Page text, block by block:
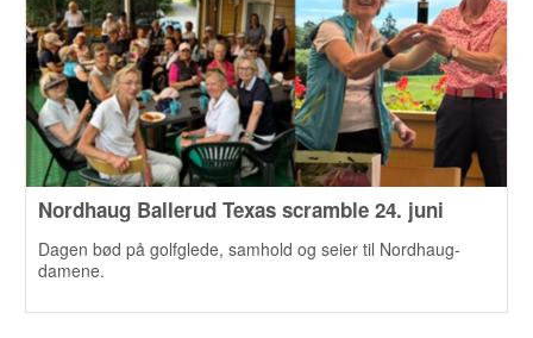
Nordhaug Ballerud Texas scramble 24. juni
Dagen bød på golfglede, samhold og seier til Nordhaug-
damene.